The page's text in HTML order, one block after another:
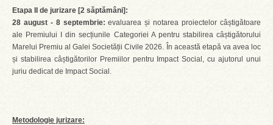
Etapa II de jurizare [2 săptămâni]:
28 august - 8 septembrie:evaluarea și notarea proiectelor câștigătoare
ale Premiului I din secțiunile Categoriei A pentru stabilirea câștigătorului
Marelui Premiu al Galei Societății Civile 2026. În această etapă va avea loc
și stabilirea câștigătorilor Premiilor pentru Impact Social, cu ajutorul unui
juriu dedicat de Impact Social.
Metodologie jurizare: